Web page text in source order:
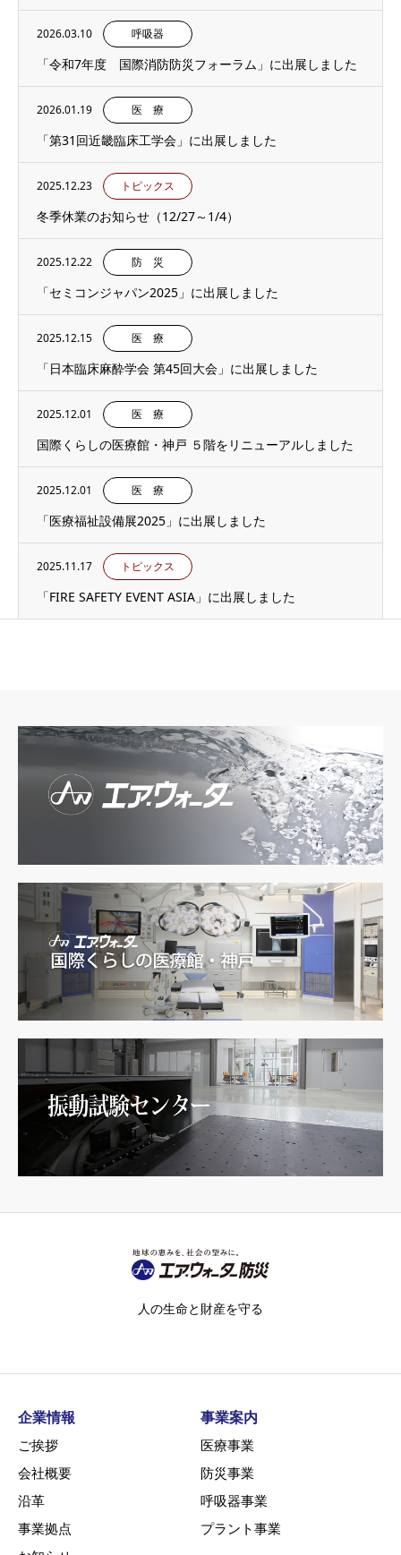
2026.03.10 呼吸器
「令和7年度 国際消防防災フォーラム」に出展しました
2026.01.19 医 療
「第31回近畿臨床工学会」に出展しました
2025.12.23 トピックス
冬季休業のお知らせ（12/27～1/4）
2025.12.22 防 災
「セミコンジャパン2025」に出展しました
2025.12.15 医 療
「日本臨床麻酔学会 第45回大会」に出展しました
2025.12.01 医 療
国際くらしの医療館・神戸 ５階をリニューアルしました
2025.12.01 医 療
「医療福祉設備展2025」に出展しました
2025.11.17 トピックス
「FIRE SAFETY EVENT ASIA」に出展しました
人の生命と財産を守る
企業情報
ご挨拶
会社概要
沿革
事業拠点
事業案内
医療事業
防災事業
呼吸器事業
プラント事業